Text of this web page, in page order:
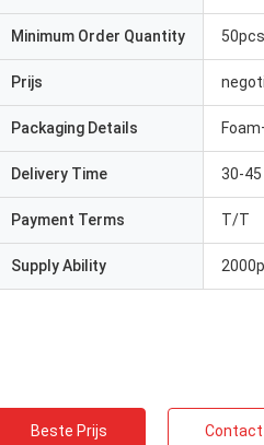
Minimum Order Quantity 50pcs
Prijs
Packaging Details
Delivery Time 30-
Payment Terms T/T
Supply Ability
Beste Prijs Contact